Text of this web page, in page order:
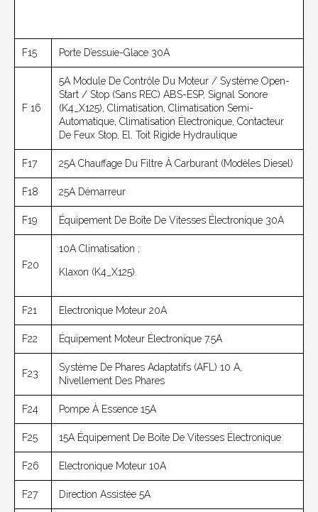
F15 Porte D’essuie-Glace 30A
F 16
5A Module De Contrôle Du Moteur / Système Open-
Start / Stop (sans REC) ABS-ESP, Signal Sonore
(K4_X125), Climatisation, Climatisation Semi-
Automatique, Climatisation Électronique, Contacteur
De Feux Stop, El. Toit Rigide Hydraulique
F17 25A Chauffage Du Filtre À Carburant (modèles Diesel)
F18 25A Démarreur
F19 Équipement De Boîte De Vitesses Électronique 30A
F20
10A Climatisation ;
Klaxon (K4_X125).
F21 Electronique Moteur 20A
F22 Équipement Moteur Électronique 7.5A
F23
Système De Phares Adaptatifs (AFL) 10 A,
Nivellement Des Phares
F24 Pompe À Essence 15A
F25 15A Équipement De Boîte De Vitesses Électronique
F26 Electronique Moteur 10A
F27 Direction Assistée 5A